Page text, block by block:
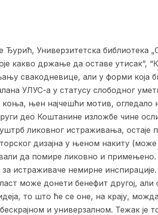
Ђурић, Универзитетска библиотека
какво држање да оставе утисак”,
свакодневице, али у форми која
УЛУС-а у статусу слободног
њен најчешћи мотив, огледало
део Коштанине изложбе чине
ликовног истраживања,
дизајна у њеном накиту
да помире ликовно и
за истраживаче немирне
може донети бенефит другој,
то што ће се оне, на крају,
и универзалном. Тежак је